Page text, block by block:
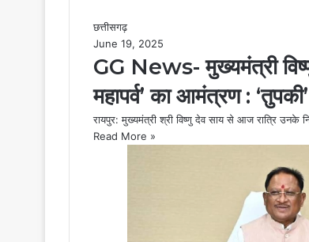
छत्तीसगढ़
June 19, 2025
GG News- मुख्यमंत्री
महापर्व’ का आमंत्रण :
रायपुर: मुख्यमंत्री श्री विष्णु देव साय से आज रात्रि उनके
Read More »